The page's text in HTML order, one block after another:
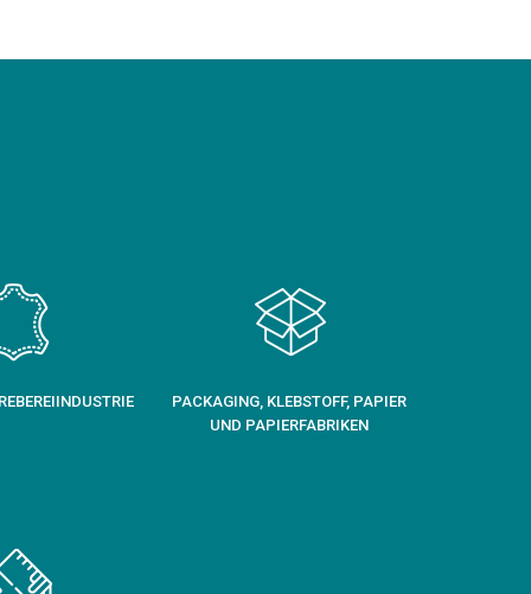
PACKAGING, KLEBSTOFF, PAPIER
UND PAPIERFABRIKEN